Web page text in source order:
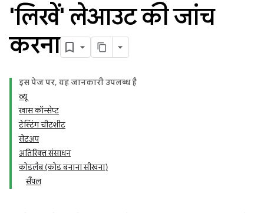
'लिखें' लेआउट की जांच
करना
इस पेज पर, यह जानकारी उपलब्ध है
व्यू
खास कॉन्सेप्ट
टेस्टिंग चीटशीट
सेटअप
अतिरिक्त संसाधन
कोडलैब (कोड बनाना सीखना)
सैंपल